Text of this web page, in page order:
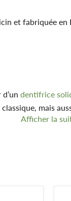
et fabriquée en
dentifrice
mais
naturel
Afficher la